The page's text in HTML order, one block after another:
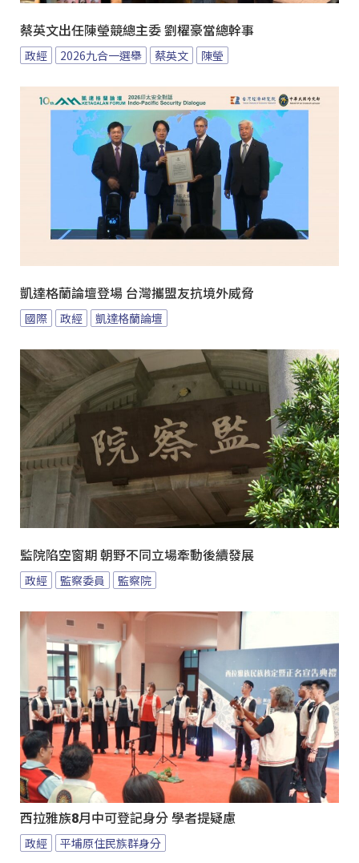
蔡英文出任陳瑩競總主委 劉櫂豪當總幹事
政經 2026九合一選舉 蔡英文 陳瑩
凱達格蘭論壇登場 台灣攜盟友抗境外威脅
國際 政經 凱達格蘭論壇
監院陷空窗期 朝野不同立場牽動後續發展
政經 監察委員 監察院
西拉雅族8月中可登記身分 學者提疑慮
政經 平埔原住民族群身分